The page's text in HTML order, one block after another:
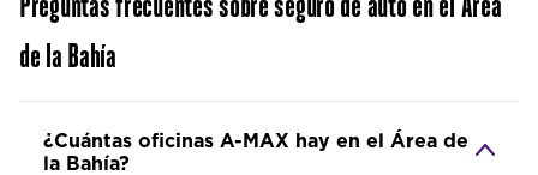
Preguntas frecuentes sobre seguro de auto en el Área
de la Bahía
¿Cuántas oficinas A-MAX hay en el Área de
la Bahía?